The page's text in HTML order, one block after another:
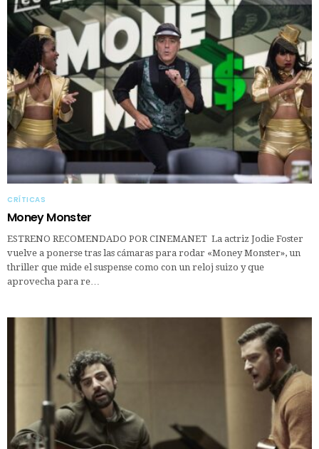
CRÍTICAS
Money Monster
ESTRENO RECOMENDADO POR CINEMANET La actriz Jodie Foster
vuelve a ponerse tras las cámaras para rodar «Money Monster», un
thriller que mide el suspense como con un reloj suizo y que
aprovecha para re…